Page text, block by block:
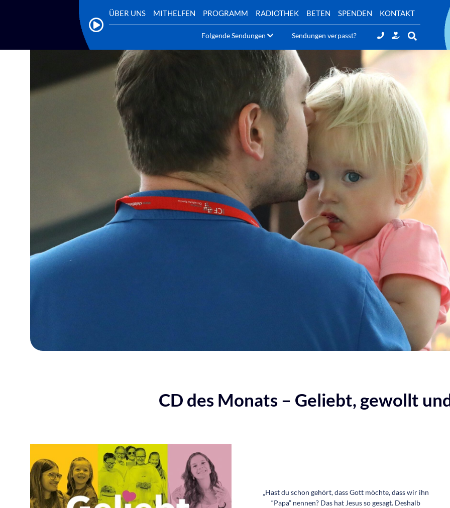
ÜBER UNS MITHELFEN PROGRAMM RADIOTHEK BETEN SPENDEN KONTAKT
Folgende Sendungen Sendungen verpasst?
CD des Monats – Geliebt, gewollt
„Hast du schon gehört, dass Gott möchte, dass wir ihn
“Papa” nennen? Das hat Jesus so gesagt. Deshalb